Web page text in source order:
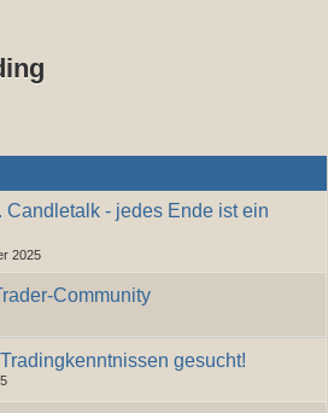
Candletalk - jedes Ende ist ein
2025
Community
gesucht!